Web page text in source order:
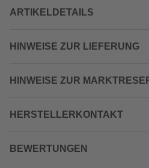
ARTIKELDETAILS
HINWEISE ZUR LIEFERUNG
HINWEISE ZUR
HERSTELLERKONTAKT
BEWERTUNGEN